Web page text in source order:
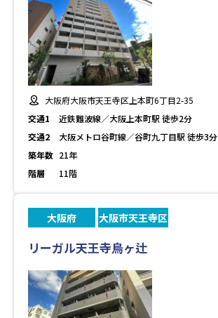
大阪府大阪市天王寺区上本町6丁目2-35
交通1
近鉄難波線／大阪上本町駅 徒歩2分
交通2
大阪メトロ谷町線／谷町九丁目駅 徒歩3分
築年数 21年
階層
11階
大阪府 大阪市天王寺区
リーガル天王寺烏ヶ辻